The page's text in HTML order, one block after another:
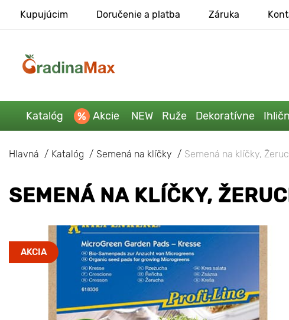
Kupujúcim Doručenie a platba Záruka
Katalóg Akcie NEW Ruže Dekoratívne
Hlavná Katalóg Semená na klíčky Semená na klíčky,
SEMENÁ NA KLÍČKY,
AKCIA